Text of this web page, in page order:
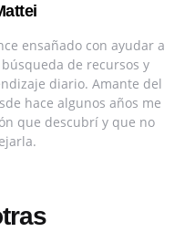
ensañado con ayudar a
de recursos y
diario. Amante del
hace algunos años me
que descubrí y que no